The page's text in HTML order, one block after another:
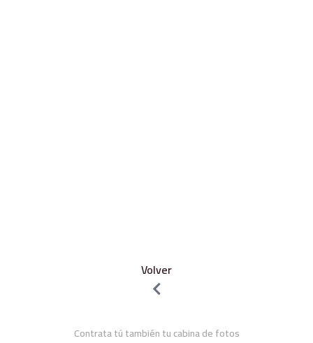
Volver
Contrata tú también tu cabina de fotos